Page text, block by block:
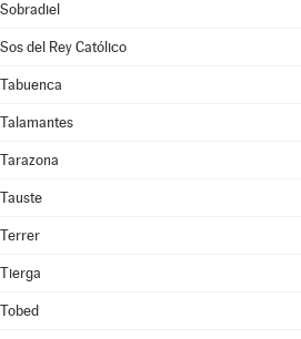
Sobradiel
Sos del Rey Católico
Tabuenca
Talamantes
Tarazona
Tauste
Terrer
Tierga
Tobed